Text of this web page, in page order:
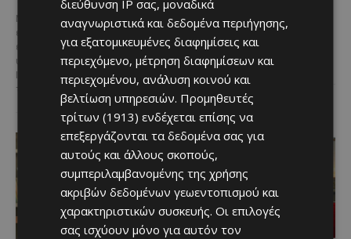
Μια αγαπημένη καλοκαιρινή
επιλογή στην ορεινή Κύπρο
επιστρέφει ανανεωμένη. Η
υπαίθρια πισίνα στον Άγιο
Ιωάννη Πιτσιλιάς ολοκλήρωσε
τις...
Το πλήρες γεύμα που ακολουθεί
τον ρυθμό της σύγχρονης ζωής.
Οι σύγχρονοι ρυθμοί της ζωής
αλλάζουν τον τρόπο που...
διεύθυνση IP σας, μοναδικά
αναγνωριστικά και δεδομένα περιήγησης,
για εξατομικευμένες διαφημίσεις και
περιεχόμενο, μέτρηση διαφημίσεων και
περιεχομένου, ανάλυση κοινού και
βελτίωση υπηρεσιών. Προμηθευτές
τρίτων (1913) ενδέχεται επίσης να
επεξεργάζονται τα δεδομένα σας για
αυτούς και άλλους σκοπούς,
συμπεριλαμβανομένης της χρήσης
ακριβών δεδομένων γεωεντοπισμού και
χαρακτηριστικών συσκευής. Οι επιλογές
σας ισχύουν μόνο για αυτόν τον